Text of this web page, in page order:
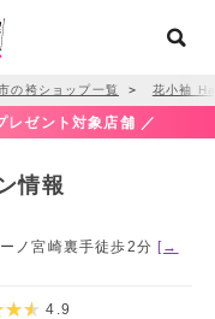
の袴ショップ一覧 ＞ 花小袖
ゼント対象店舗 ／
情報
ノ宮崎裏手徒歩2分[→
4.9